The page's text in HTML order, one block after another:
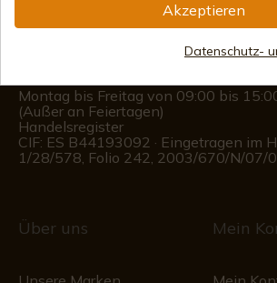
Kundeninformationen
Montag bis Freitag von 09:00 bis
(Außer an Feiertagen)
Handelsregister
CIF: ES B44193092 · Eingetragen im
1/28/578, Folio 242, 2003/670/N/07/
Über uns Mein
Akzeptieren
Datenschutz-